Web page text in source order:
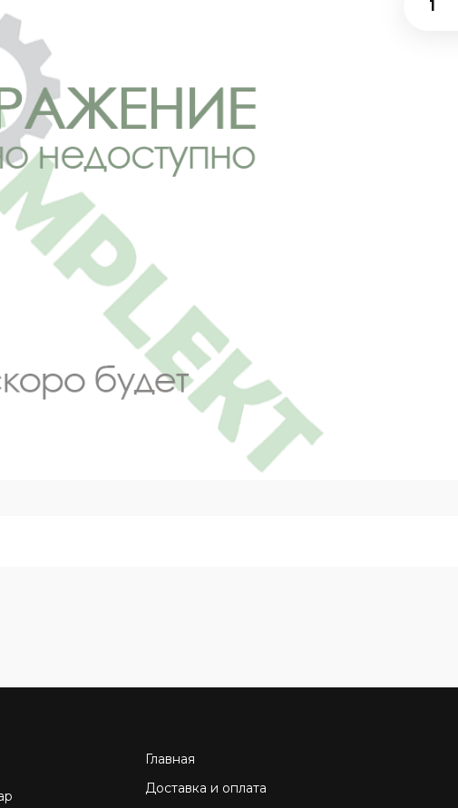
Главная
Доставка и оплата